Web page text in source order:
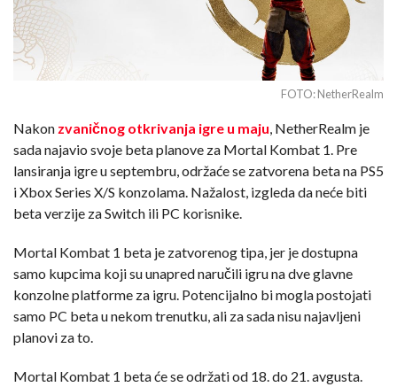
FOTO: NetherRealm
Nakon zvaničnog otkrivanja igre u maju , NetherRealm je
sada najavio svoje beta planove za Mortal Kombat 1. Pre
lansiranja igre u septembru, održaće se zatvorena beta na PS5
i Xbox Series X/S konzolama. Nažalost, izgleda da neće biti
beta verzije za Switch ili PC korisnike.
Mortal Kombat 1 beta je zatvorenog tipa, jer je dostupna
samo kupcima koji su unapred naručili igru na dve glavne
konzolne platforme za igru. Potencijalno bi mogla postojati
samo PC beta u nekom trenutku, ali za sada nisu najavljeni
planovi za to.
Mortal Kombat 1 beta će se održati od 18. do 21. avgusta.